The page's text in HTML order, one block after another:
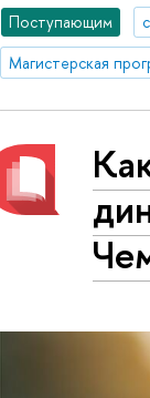
Поступающим